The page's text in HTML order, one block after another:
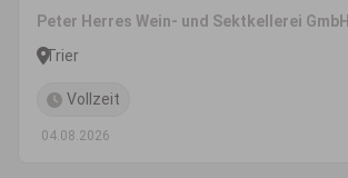
Peter Herres Wein- und Sektkellerei GmbH
Trier
Vollzeit
04.08.2026